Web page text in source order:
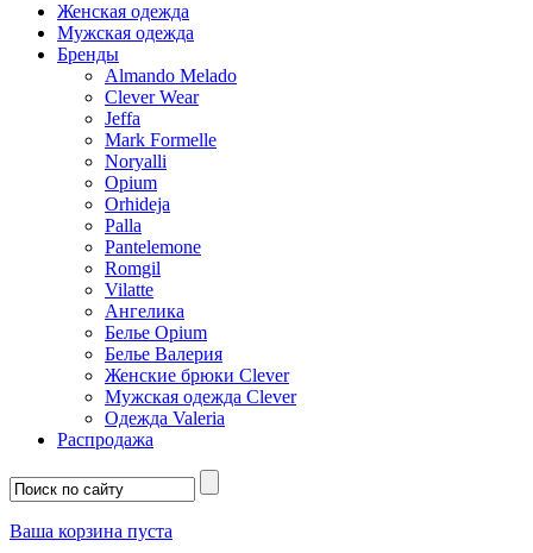
Женская одежда
Мужская одежда
Бренды
Almando Melado
Clever Wear
Jeffa
Mark Formelle
Noryalli
Opium
Orhideja
Palla
Pantelemone
Romgil
Vilatte
Ангелика
Белье Opium
Белье Валерия
Женские брюки Clever
Мужская одежда Clever
Одежда Valeria
Распродажа
Ваша корзина пуста